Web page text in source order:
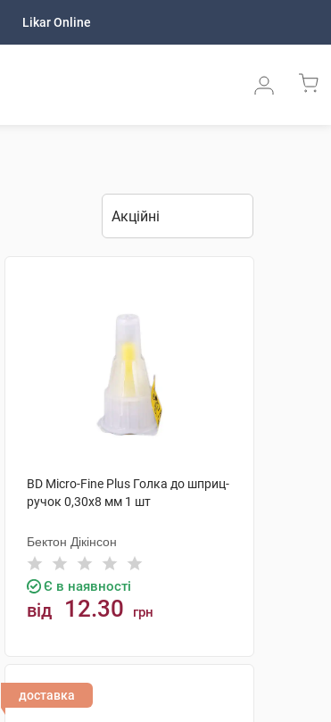
Likar Online
BD Micro-Fine Plus Голка до шприц-
ручок 0,30х8 мм 1 шт
Бектон Дікінсон
Є в наявності
від 12.30 грн
доставка